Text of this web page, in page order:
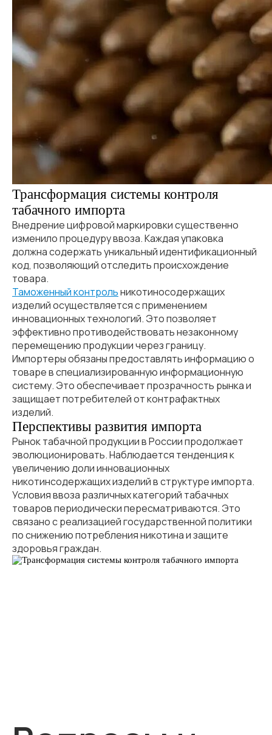
Трансформация системы контроля
табачного импорта
Внедрение цифровой маркировки существенно
изменило процедуру ввоза. Каждая упаковка
должна содержать уникальный идентификационный
код, позволяющий отследить происхождение
товара.
Таможенный контрольникотиносодержащих
изделий осуществляется с применением
инновационных технологий. Это позволяет
эффективно противодействовать незаконному
перемещению продукции через границу.
Импортеры обязаны предоставлять информацию о
товаре в специализированную информационную
систему. Это обеспечивает прозрачность рынка и
защищает потребителей от контрафактных
изделий.
Перспективы развития импорта
Рынок табачной продукции в России продолжает
эволюционировать. Наблюдается тенденция к
увеличению доли инновационных
никотинсодержащих изделий в структуре импорта.
Условия ввоза различных категорий табачных
товаров периодически пересматриваются. Это
связано с реализацией государственной политики
по снижению потребления никотина и защите
здоровья граждан.